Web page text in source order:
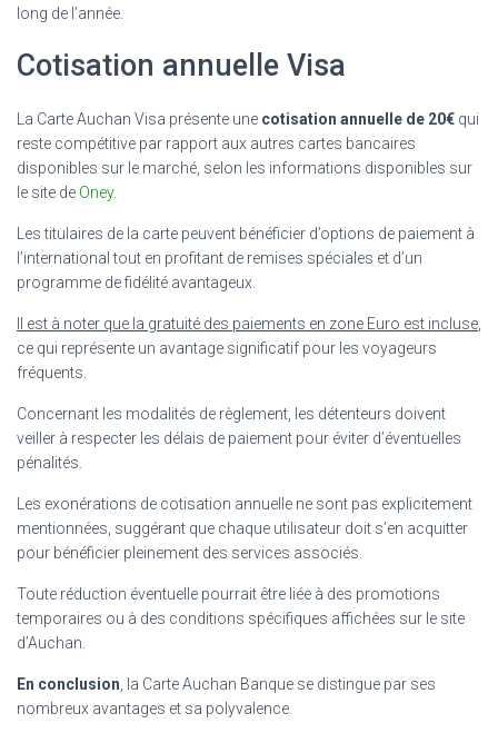
long de l’année.
Cotisation annuelle Visa
La Carte Auchan Visa présente une cotisation annuelle de 20€ qui
reste compétitive par rapport aux autres cartes bancaires
disponibles sur le marché, selon les informations disponibles sur
le site de Oney.
Les titulaires de la carte peuvent bénéficier d’options de paiement à
l’international tout en profitant de remises spéciales et d’un
programme de fidélité avantageux.
Il est à noter que la gratuité des paiements en zone Euro est incluse
ce qui représente un avantage significatif pour les voyageurs
fréquents.
Concernant les modalités de règlement, les détenteurs doivent
veiller à respecter les délais de paiement pour éviter d’éventuelles
pénalités.
Les exonérations de cotisation annuelle ne sont pas explicitement
mentionnées, suggérant que chaque utilisateur doit s’en acquitter
pour bénéficier pleinement des services associés.
Toute réduction éventuelle pourrait être liée à des promotions
temporaires ou à des conditions spécifiques affichées sur le site
d’Auchan.
En conclusion , la Carte Auchan Banque se distingue par ses
nombreux avantages et sa polyvalence.